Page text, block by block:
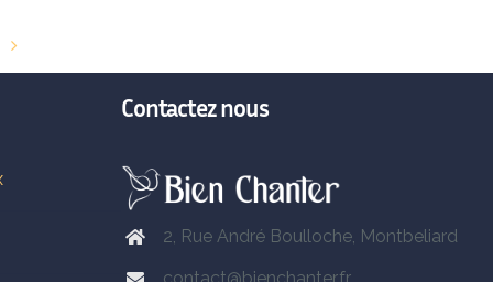
Contactez nous
2, Rue André Boulloche, Montbeliard